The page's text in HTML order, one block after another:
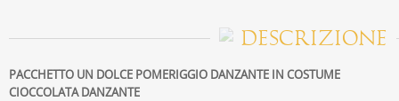
DESCRIZIONE
PACCHETTO UN DOLCE POMERIGGIO DANZANTE IN COSTUME
CIOCCOLATA DANZANTE